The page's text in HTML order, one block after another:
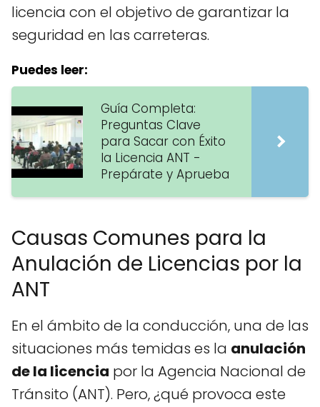
licencia con el objetivo de garantizar la
seguridad en las carreteras.
Puedes leer:
Guía Completa:
Preguntas Clave
para Sacar con Éxito
la Licencia ANT -
Prepárate y Aprueba
Causas Comunes para la
Anulación de Licencias por la
ANT
En el ámbito de la conducción, una de las
situaciones más temidas es la anulación
de la licencia por la Agencia Nacional de
Tránsito (ANT). Pero, ¿qué provoca este